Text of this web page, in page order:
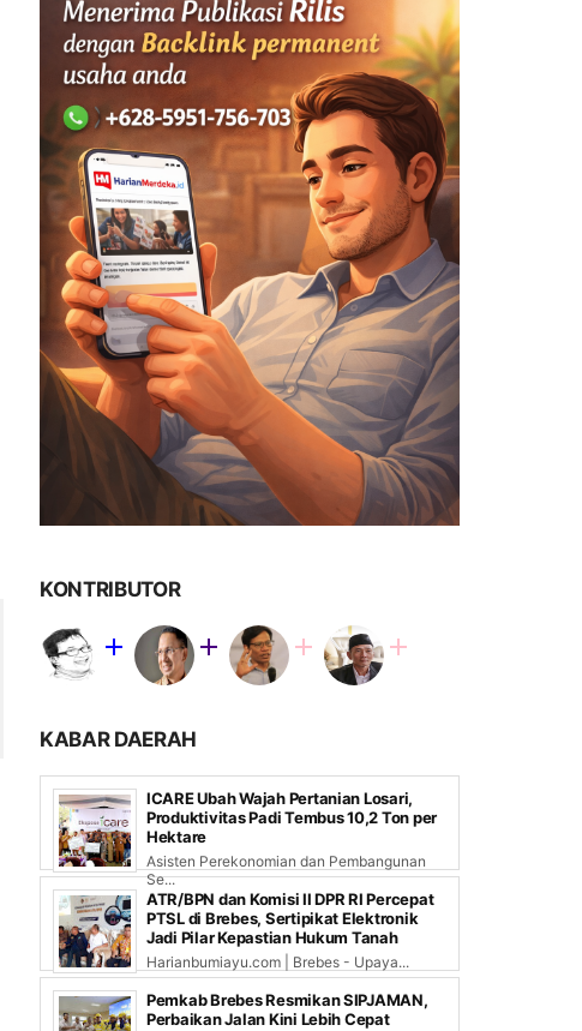
KONTRIBUTOR
KABAR DAERAH
ICARE Ubah Wajah Pertanian Losari,
Produktivitas Padi Tembus 10,2 Ton per
Hektare
Asisten Perekonomian dan Pembangunan
Se...
ATR/BPN dan Komisi II DPR RI Percepat
PTSL di Brebes, Sertipikat Elektronik
Jadi Pilar Kepastian Hukum Tanah
Harianbumiayu.com | Brebes - Upaya...
Pemkab Brebes Resmikan SIPJAMAN,
Perbaikan Jalan Kini Lebih Cepat